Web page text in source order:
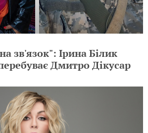
зв'язок": Ірина Білик
Дмитро Дікусар